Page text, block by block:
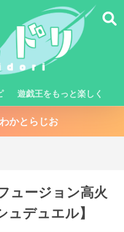
遊戯王をもっと楽しく
かとらじお
ュージョン高火
ュデュエル】